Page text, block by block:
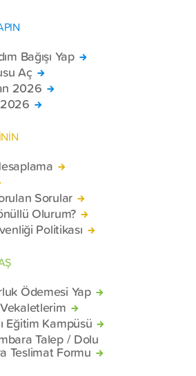
Bağışı Yap
Aç
2026
Sorular
Olurum?
Politikası
Ödemesi Yap
Eğitim Kampüsü
Talep / Dolu
Teslimat Formu